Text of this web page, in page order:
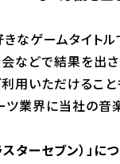
ゲームタイトル
などで結果を出
用いただけるこ
ツ業界に当社の
ターセブン）」に